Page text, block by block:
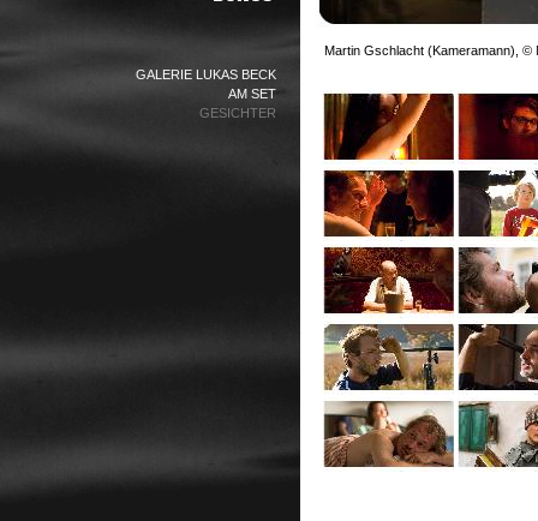
GALERIE LUKAS BECK
AM SET
GESICHTER
Martin Gschlacht (Kameramann), ©